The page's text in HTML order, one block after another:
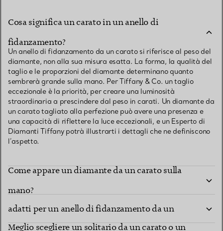
Cosa significa un carato in un anello di
fidanzamento?
Un anello di fidanzamento da un carato si riferisce al peso del
diamante, non alla sua misura esatta. La forma, la qualità del
taglio e le proporzioni del diamante determinano quanto
sembrerà grande sulla mano. Per Tiffany & Co. un taglio
eccezionale è la priorità, per creare una luminosità
straordinaria a prescindere dal peso in carati. Un diamante da
un carato tagliato alla perfezione può avere una presenza e
una capacità di riflettere la luce eccezionali, e un Esperto di
Diamanti Tiffany potrà illustrarti i dettagli che ne definiscono
l’aspetto.
Come appare un diamante da un carato sulla
mano?
Quali sono i modelli e i tipi di montatura più
adatti per un anello di fidanzamento da un
Meglio scegliere un solitario da un carato o un